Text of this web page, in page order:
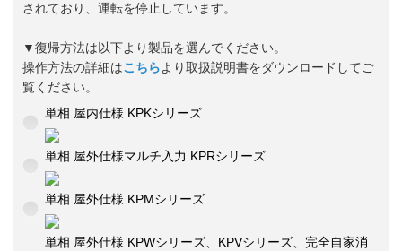
されており、運転を停止しています。
▼復帰方法は以下より製品を選んでください。
操作方法の詳細はこちらより取扱説明書をダウンロードしてご
覧ください。
単相 屋内仕様 KPKシリーズ
単相 屋外仕様マルチ入力 KPRシリーズ
単相 屋外仕様 KPMシリーズ
単相 屋外仕様 KPWシリーズ、KPVシリーズ、完全自家消